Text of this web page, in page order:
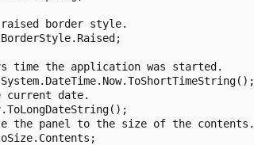
border style.
time the application was started.
current date.
the panel to the size of the contents.